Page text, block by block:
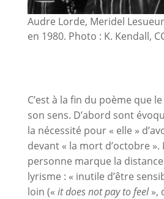
Audre Lorde, Meridel
en 1980. Photo : K. Kendall,
C’est à la fin du poème que
son sens. D’abord sont
la nécessité pour « elle »
devant « la mort d’octobre ».
personne marque la
lyrisme : « inutile d’être
loin (« it does not pay to feel»,